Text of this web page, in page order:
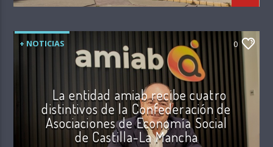
+ NOTICIAS 0
La entidad amiab recibe cuatro
distintivos de la Confederación de
Asociaciones de Economía Social
de Castilla-La Mancha